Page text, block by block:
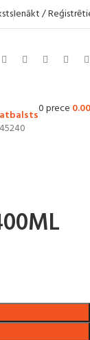
Ienākt /
0prece 0.00